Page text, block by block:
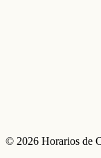
© 2026 Horarios de